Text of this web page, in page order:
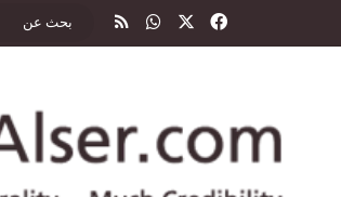
فيسبوك واتسابملخص الموقع RSS